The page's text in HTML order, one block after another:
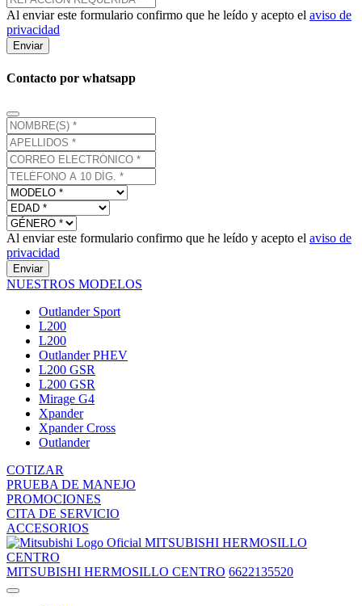
Al enviar este formulario confirmo que he leído y acepto el aviso de
privacidad
Enviar
Contacto por whatsapp
Al enviar este formulario confirmo que he leído y acepto el aviso de
privacidad
Enviar
NUESTROS MODELOS
Outlander Sport
L200
L200
Outlander PHEV
L200 GSR
L200 GSR
Mirage G4
Xpander
Xpander Cross
Outlander
COTIZAR
PRUEBA DE MANEJO
PROMOCIONES
CITA DE SERVICIO
ACCESORIOS
MITSUBISHI HERMOSILLO
CENTRO
MITSUBISHI HERMOSILLO CENTRO 6622135520